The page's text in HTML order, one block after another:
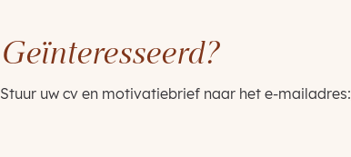
Geïnteresseerd?
Stuur uw cv en motivatiebrief naar het e-mailadres: